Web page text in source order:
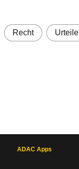
Recht Urteile
ADAC Apps